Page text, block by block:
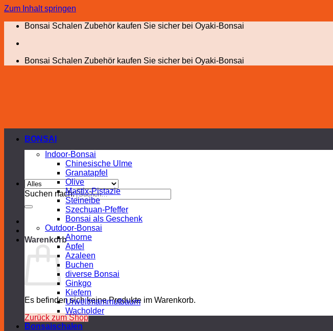
Zum Inhalt springen
Bonsai Schalen Zubehör kaufen Sie sicher bei Oyaki-Bonsai
Bonsai Schalen Zubehör kaufen Sie sicher bei Oyaki-Bonsai
Suchen nach:
Warenkorb
Es befinden sich keine Produkte im Warenkorb.
Zurück zum Shop
BONSAI
Indoor-Bonsai
Chinesische Ulme
Granatapfel
Olive
Mastix-Pistazie
Steineibe
Szechuan-Pfeffer
Bonsai als Geschenk
Outdoor-Bonsai
Ahorne
Apfel
Azaleen
Buchen
diverse Bonsai
Ginkgo
Kiefern
Urweltmammutbaum
Wacholder
Bonsaischalen